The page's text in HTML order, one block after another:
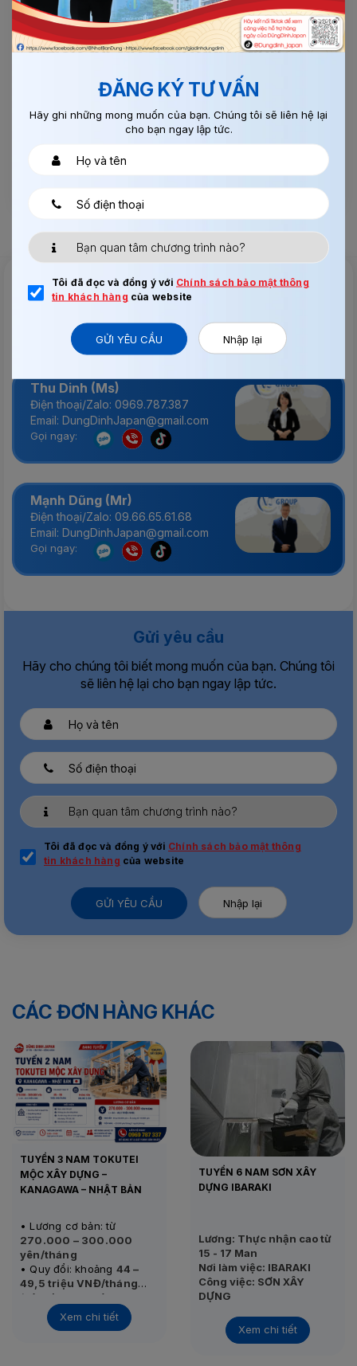
và định cư tại Nhật
6. Lịch thi tuyển & xuất cảnh
: Ngay khi đủ Form
Ngày dự kiến xuất cảnh
: Sau khi trúng tuyển &
hoàn thành thủ tục visa – tư cách lưu trú
Tư vấn & Hỗ trợ 24/7
Chúng tôi luôn sẵn sàng hỗ trợ khách hàng trong mọi
trường hợp, kể cả ngày nghỉ, lễ, ngoài giờ làm việc.
Thu Dinh (Ms)
Điện thoại/Zalo: 0969.787.387
Email: DungDinhJapan@gmail.com
Gọi ngay:
Mạnh Dũng (Mr)
Điện thoại/Zalo: 09.66.65.61.68
Email: DungDinhJapan@gmail.com
Gọi ngay:
Gửi yêu cầu
Hãy cho chúng tôi biết mong muốn của bạn. Chúng tôi
sẽ liên hệ lại cho bạn ngay lập tức.
Tôi đã đọc và đồng ý với Chính sách bảo mật thông
tin khách hàng của website
GỬI YÊU CẦU Nhập lại
CÁC ĐƠN HÀNG KHÁC
TUYỂN 3 NAM TOKUTEI
MỘC XÂY DỰNG –
KANAGAWA – NHẬT BẢN
• Lương cơ bản: từ
270.000 – 300.000
yên/tháng
• Quy đổi: khoảng 44 –
49,5 triệu VNĐ/tháng
(Tỷ giá tham khảo: 1.000
yên ≈ 165.331 VNĐ)
• Thu nhập thực tế:
55 triệu VNĐ/tháng
• Nơi làm việc: Kanagawa
Xem chi tiết
TUYỂN 6 NAM SƠN XÂY
DỰNG IBARAKI
Lương: Thực nhận cao từ
15 - 17 Man
Nơi làm việc: IBARAKI
Công việc: SƠN XÂY
DỰNG
Thi tuyển: 25/11/2020
Xem chi tiết
ĐĂNG KÝ TƯ VẤN
Hãy ghi những mong muốn của bạn. Chúng tôi sẽ liên hệ lại
cho bạn ngay lập tức.
Tôi đã đọc và đồng ý với Chính sách bảo mật thông
tin khách hàng của website
GỬI YÊU CẦU Nhập lại